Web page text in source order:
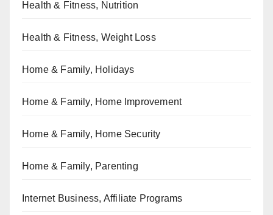
Health & Fitness, Nutrition
Health & Fitness, Weight Loss
Home & Family, Holidays
Home & Family, Home Improvement
Home & Family, Home Security
Home & Family, Parenting
Internet Business, Affiliate Programs